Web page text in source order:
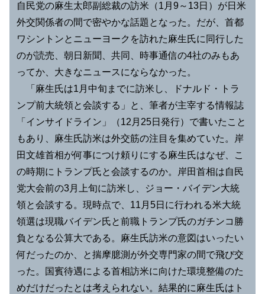
自民党の麻生太郎副総裁の訪米（1月9～13日）が日米
外交関係者の間で密やかな話題となった。だが、首都
ワシントンとニューヨークを訪れた麻生氏に同行した
のが読売、朝日新聞、共同、時事通信の4社のみもあ
ってか、大きなニュースにならなかった。
「麻生氏は1月中旬までに訪米し、ドナルド・トラ
ンプ前大統領と会談する」と、筆者が主宰する情報誌
「インサイドライン」（12月25日発行）で書いたこと
もあり、麻生氏訪米は外交筋の注目を集めていた。岸
田文雄首相が何事につけ頼りにする麻生氏はなぜ、こ
の時期にトランプ氏と会談するのか。岸田首相は自民
党大会前の3月上旬に訪米し、ジョー・バイデン大統
領と会談する。現時点で、11月5日に行われる米大統
領選は現職バイデン氏と前職トランプ氏のガチンコ勝
負となる公算大である。麻生氏訪米の意図はいったい
何だったのか、と揣摩臆測が外交専門家の間で飛び交
った。国賓待遇による首相訪米に向けた環境整備のた
めだけだったとは考えられない。結果的に麻生氏はト